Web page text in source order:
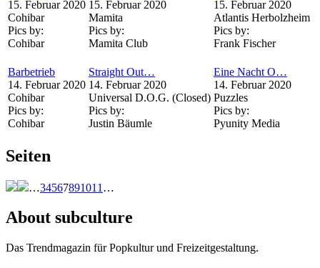
15. Februar 2020
Cohibar
Pics by:
Cohibar
15. Februar 2020
Mamita
Pics by:
Mamita Club
15. Februar 2020
Atlantis Herbolzheim
Pics by:
Frank Fischer
Barbetrieb
14. Februar 2020
Cohibar
Pics by:
Cohibar
Straight Out…
14. Februar 2020
Universal D.O.G. (Closed)
Pics by:
Justin Bäumle
Eine Nacht O…
14. Februar 2020
Puzzles
Pics by:
Pyunity Media
Seiten
…34567891011 …
About subculture
Das Trendmagazin für Popkultur und Freizeitgestaltung.